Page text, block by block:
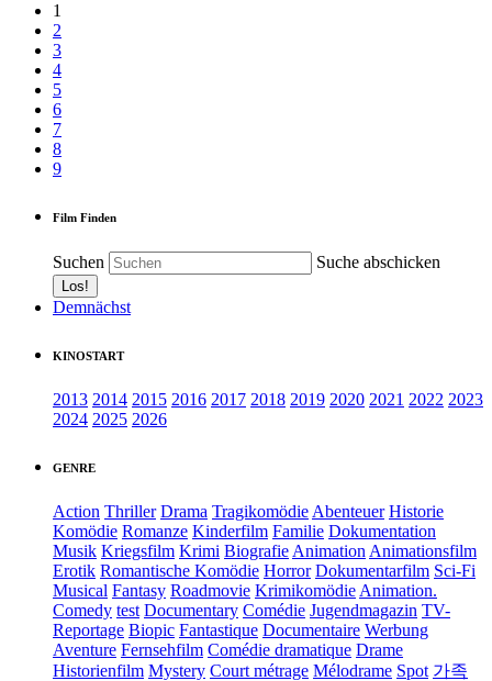
1
2
3
4
5
6
7
8
9
Film Finden
Suchen Suche abschicken
Demnächst
KINOSTART
2013 2014 2015 2016 2017 2018 2019 2020 2021 2022 2023
2024 2025 2026
GENRE
Action Thriller Drama Tragikomödie Abenteuer Historie
Komödie Romanze Kinderfilm Familie Dokumentation
Musik Kriegsfilm Krimi Biografie Animation Animationsfilm
Erotik Romantische Komödie Horror Dokumentarfilm Sci-Fi
Musical Fantasy Roadmovie Krimikomödie Animation.
Comedy test Documentary Comédie Jugendmagazin TV-
Reportage Biopic Fantastique Documentaire Werbung
Aventure Fernsehfilm Comédie dramatique Drame
Historienfilm Mystery Court métrage Mélodrame Spot 가족